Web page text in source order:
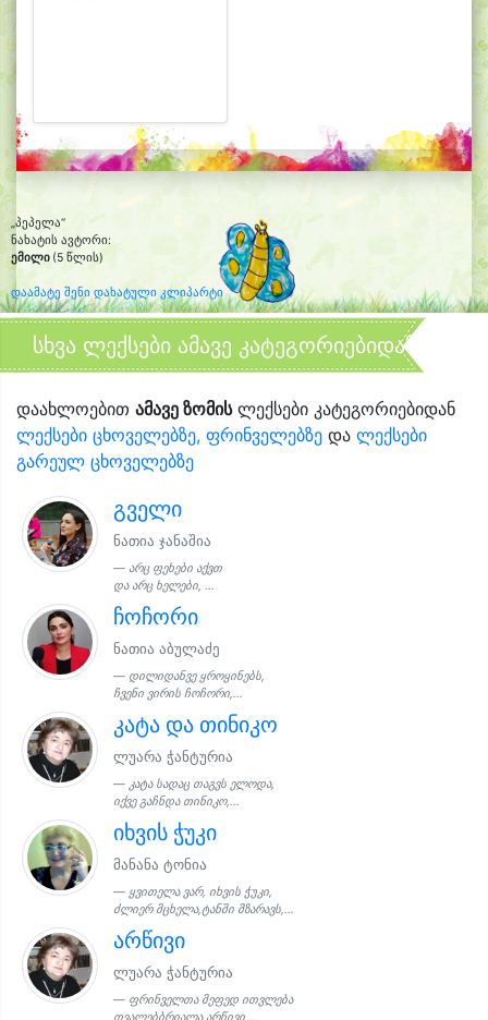
„პეპელა“
ნახატის ავტორი:
ემილი (5 წლის)
დაამატე შენი დახატული კლიპარტი
სხვა ლექსები ამავე კატეგორიებიდან
დაახლოებით ამავე ზომისლექსები კატეგორიებიდან
ლექსები ცხოველებზე, ფრინველებზე და ლექსები
გარეულ ცხოველებზე
გველი
ნათია ჯანაშია
არც ფეხები აქვთ
და არც ხელები, ...
ჩოჩორი
ნათია აბულაძე
დილიდანვე ყროყინებს,
ჩვენი ვირის ჩოჩორი,...
კატა და თინიკო
ლუარა ჭანტურია
კატა სადაც თაგვს ელოდა,
იქვე გაჩნდა თინიკო,...
იხვის ჭუკი
მანანა ტონია
ყვითელა ვარ, იხვის ჭუკი,
ძლიერ მცხელა,ტანში მზარავს,...
არწივი
ლუარა ჭანტურია
ფრინველთა მეფედ ითვლება
თვალებბრიალა არწივი,...